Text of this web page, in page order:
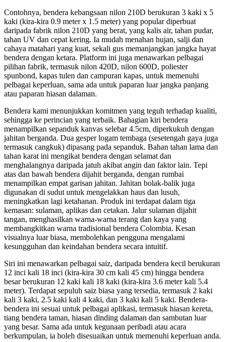
Contohnya, bendera kebangsaan nilon 210D berukuran 3 kaki x 5
kaki (kira-kira 0.9 meter x 1.5 meter) yang popular diperbuat
daripada fabrik nilon 210D yang berat, yang kalis air, tahan pudar,
tahan UV dan cepat kering. Ia mudah menahan hujan, salji dan
cahaya matahari yang kuat, sekali gus memanjangkan jangka hayat
bendera dengan ketara. Platform ini juga menawarkan pelbagai
pilihan fabrik, termasuk nilon 420D, nilon 600D, poliester
spunbond, kapas tulen dan campuran kapas, untuk memenuhi
pelbagai keperluan, sama ada untuk paparan luar jangka panjang
atau paparan hiasan dalaman.
Bendera kami menunjukkan komitmen yang teguh terhadap kualiti,
sehingga ke perincian yang terbaik. Bahagian kiri bendera
menampilkan sepanduk kanvas selebar 4.5cm, diperkukuh dengan
jahitan berganda. Dua gesper logam tembaga (sesetengah gaya juga
termasuk cangkuk) dipasang pada sepanduk. Bahan tahan lama dan
tahan karat ini mengikat bendera dengan selamat dan
menghalangnya daripada jatuh akibat angin dan faktor lain. Tepi
atas dan bawah bendera dijahit berganda, dengan rumbai
menampilkan empat garisan jahitan. Jahitan bolak-balik juga
digunakan di sudut untuk mengelakkan haus dan lusuh,
meningkatkan lagi ketahanan. Produk ini terdapat dalam tiga
kemasan: sulaman, aplikas dan cetakan. Jalur sulaman dijahit
tangan, menghasilkan warna-warna terang dan kaya yang
membangkitkan warna tradisional bendera Colombia. Kesan
visualnya luar biasa, membolehkan pengguna mengalami
kesungguhan dan keindahan bendera secara intuitif.
Siri ini menawarkan pelbagai saiz, daripada bendera kecil berukuran
12 inci kali 18 inci (kira-kira 30 cm kali 45 cm) hingga bendera
besar berukuran 12 kaki kali 18 kaki (kira-kira 3.6 meter kali 5.4
meter). Terdapat sepuluh saiz biasa yang tersedia, termasuk 2 kaki
kali 3 kaki, 2.5 kaki kali 4 kaki, dan 3 kaki kali 5 kaki. Bendera-
bendera ini sesuai untuk pelbagai aplikasi, termasuk hiasan kereta,
tiang bendera taman, hiasan dinding dalaman dan sambutan luar
yang besar. Sama ada untuk kegunaan peribadi atau acara
berkumpulan, ia boleh disesuaikan untuk memenuhi keperluan anda.